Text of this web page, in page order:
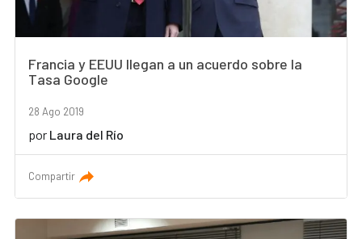
Francia y EEUU llegan a un acuerdo sobre la
Tasa Google
28 Ago 2019
por Laura del Río
Compartir